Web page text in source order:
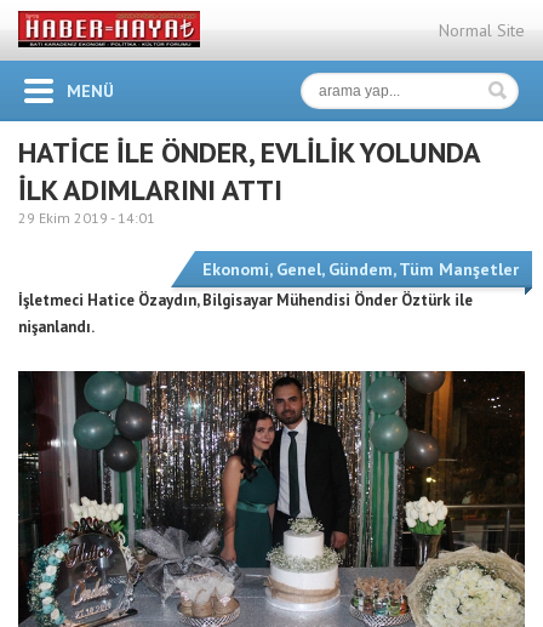
Normal Site
MENÜ
HATİCE İLE ÖNDER, EVLİLİK YOLUNDA
İLK ADIMLARINI ATTI
29 Ekim 2019 - 14:01
Ekonomi, Genel, Gündem,Tüm Manşetler
İşletmeci Hatice Özaydın, Bilgisayar Mühendisi Önder Öztürk ile
nişanlandı.